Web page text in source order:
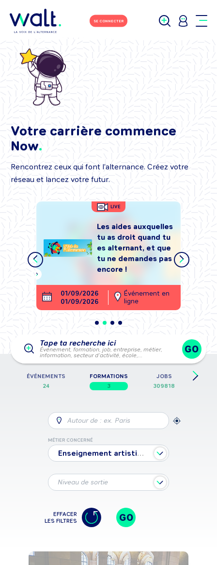
SE CONNECTER
Votre carrière commence
Now
Rencontrez ceux qui font l’alternance. Créez votre
réseau et lancez votre futur.
LIVE
Les aides auxquelles
tu as droit quand tu
es alternant, et que
tu ne demandes pas
encore !
01/09/2026
01/09/2026
Événement en
ligne
Tape ta recherche ici
Événement, formation, job, entreprise, métier,
information, secteur d’activité, école,…
GO
ÉVÉNEMENTS
24
FORMATIONS
3
JOBS
309818
EFFACER
LES FILTRES
Autour de : ex. Paris
MÉTIER CONCERNÉ
Enseignement artistique
Niveau de sortie
GO